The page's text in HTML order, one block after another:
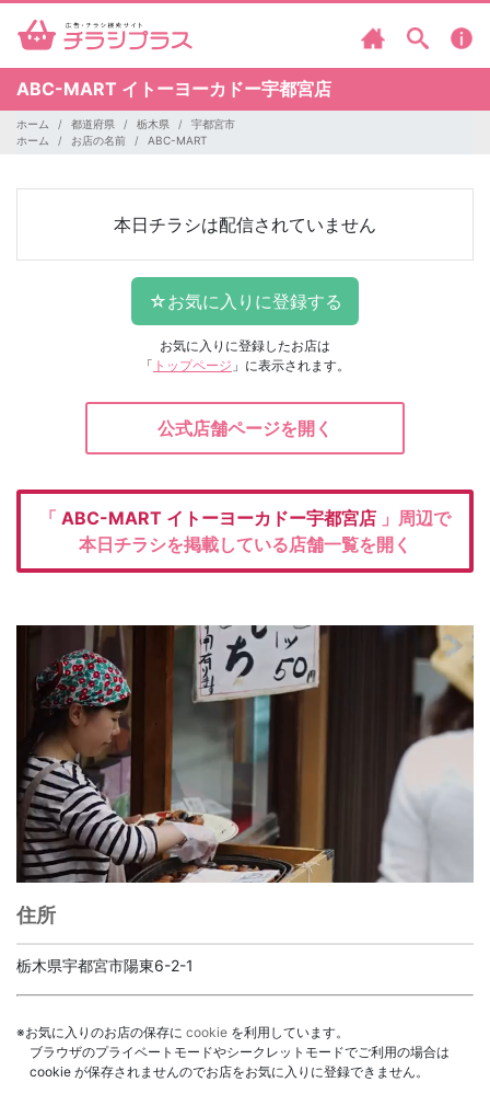
ABC-MART イトーヨーカドー宇都宮店
ホーム 都道府県 栃木県
宇都宮市
ホーム
お店の名前 ABC-MART
本日チラシは配信されていません
お気に入りに登録したお店は
「 トップページ 」に表示されます。
公式店舗ページを開く
「 ABC-MART イトーヨーカドー宇都宮店 」周辺で
本日チラシを掲載している店舗一覧を開く
住所
栃木県宇都宮市陽東6-2-1
※お気に入りのお店の保存に cookie を利用しています。
ブラウザのプライベートモードやシークレットモードでご利用の場合は
cookie が保存されませんのでお店をお気に入りに登録できません。